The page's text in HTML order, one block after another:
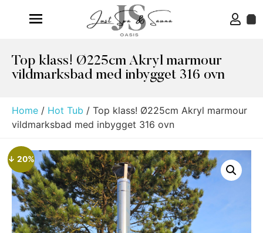
Top klass! Ø225cm Akryl marmour
vildmarksbad med inbygget 316 ovn
Home / Hot Tub / Top klass! Ø225cm Akryl marmour
vildmarksbad med inbygget 316 ovn
↓ 20%